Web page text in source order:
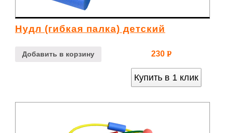
Нудл (гибкая палка) детский
Добавить в корзину 230 Р
Купить в 1 клик